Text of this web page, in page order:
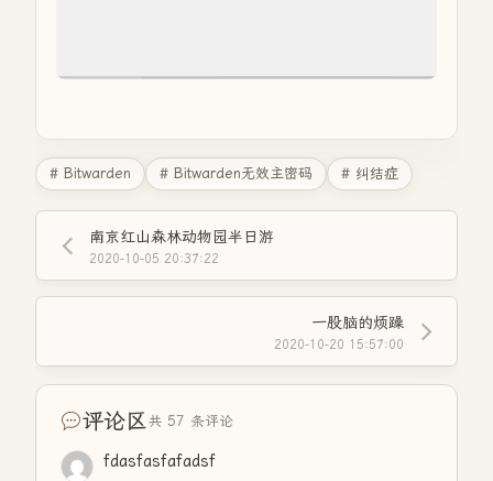
# Bitwarden # Bitwarden无效主密码 # 纠结症
南京红山森林动物园半日游
2020-10-05 20:37:22
一股脑的烦躁
2020-10-20 15:57:00
评论区共 57 条评论
fdasfasfafadsf